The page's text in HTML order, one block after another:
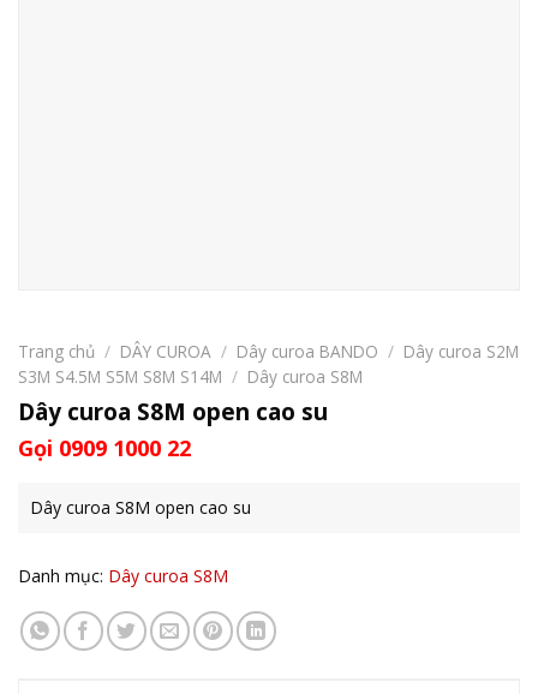
Trang chủ / DÂY CUROA / Dây curoa BANDO / Dây curoa S2M
S3M S4.5M S5M S8M S14M / Dây curoa S8M
Dây curoa S8M open cao su
Gọi 0909 1000 22
Dây curoa S8M open cao su
Danh mục: Dây curoa S8M